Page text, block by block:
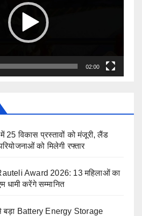
02:00
25 विकास प्रस्तावों को मंजूरी, लैंड
को मिलेगी रफ्तार
Award 2026: 13 महिलाओं का
धामी करेंगे सम्मानित
बड़ा Battery Energy Storage